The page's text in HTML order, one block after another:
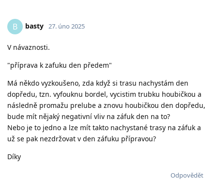
B basty 27. úno 2025
V návaznosti.
"příprava k zafuku den předem"
Má někdo vyzkoušeno, zda když si trasu nachystám den
dopředu, tzn. vyfouknu bordel, vycistim trubku houbičkou a
následně promažu prelube a znovu houbičkou den dopředu,
bude mít nějaký negativní vliv na záfuk den na to?
Nebo je to jedno a lze mít takto nachystané trasy na záfuk a
už se pak nezdržovat v den záfuku přípravou?
Díky
Odpovědět